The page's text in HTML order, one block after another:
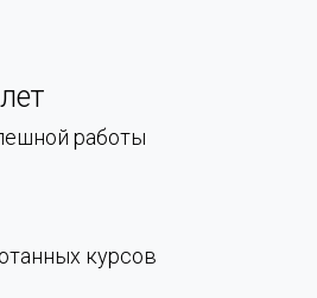
работы
курсов